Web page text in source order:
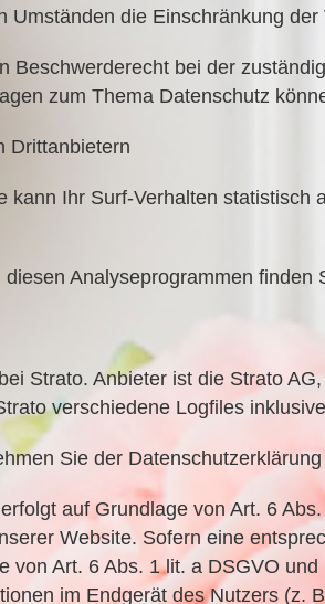
Umständen die Einschränkung
Beschwerderecht bei der
zum Thema Datenschutz
Drittanbietern
kann Ihr Surf-Verhalten
Analyseprogrammen
Strato. Anbieter ist die Strato
verschiedene Logfiles
Sie der
auf Grundlage von Art. 6
Website. Sofern eine
von Art. 6 Abs. 1 lit. a DSGVO
im Endgerät des Nutzers (z.